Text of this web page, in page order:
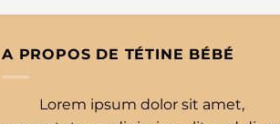
A PROPOS DE TÉTINE BÉBÉ
Lorem ipsum dolor sit amet,